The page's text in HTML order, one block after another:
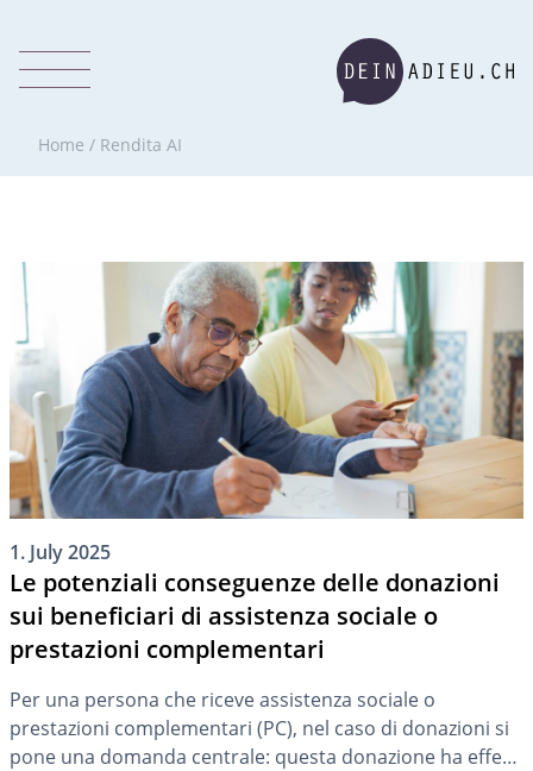
Home / Rendita AI
1. July 2025
Le potenziali conseguenze delle donazioni
sui beneficiari di assistenza sociale o
prestazioni complementari
Per una persona che riceve assistenza sociale o
prestazioni complementari (PC), nel caso di donazioni si
pone una domanda centrale: questa donazione ha effetti